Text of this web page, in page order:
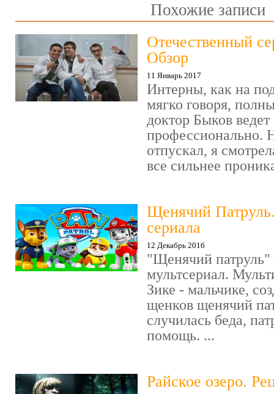
Похожие записи
Отечественный
Обзор
11 Январь 2017
Интерны, как на
мягко говоря,
доктор Быков ведет
профессионально.
отпускал, я
все сильнее
Щенячий
сериала
12 Декабрь 2016
"Щенячий патруль"
мультсериал.
Зике - мальчике,
щенков щенячий
случилась беда,
помощь. ...
Райское озеро.